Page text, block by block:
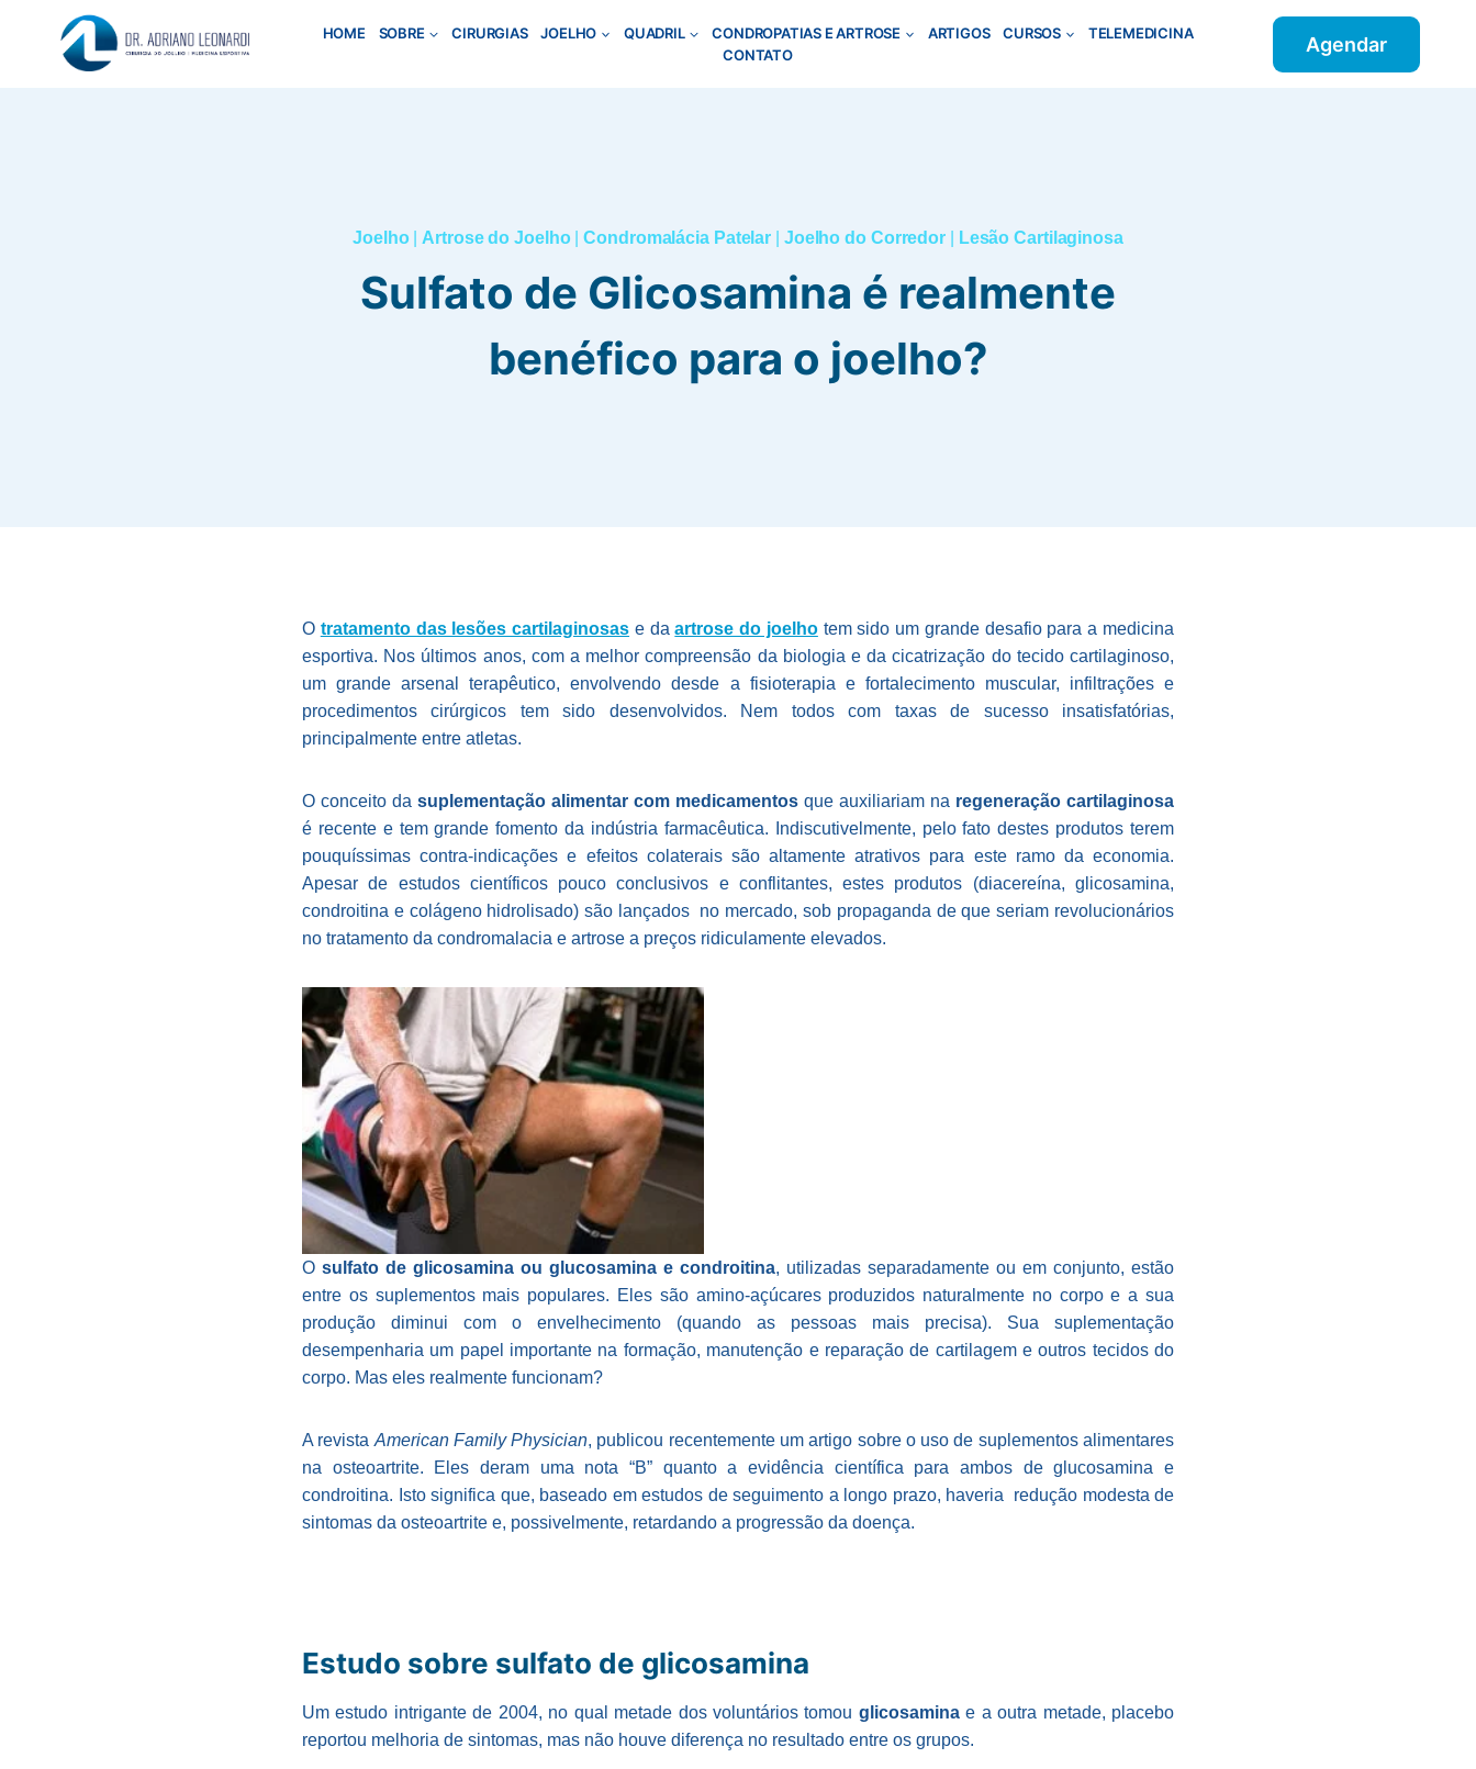
HOME SOBRE CIRURGIAS JOELHO QUADRIL CONDROPATIAS E ARTROSE ARTIGOS CURSOS
TELEMEDICINA
CONTATO
Agendar
Joelho| Artrose do Joelho|Condromalácia Patelar Joelho do Corredor Lesão Cartilaginosa
Sulfato de Glicosamina é realmente
benéfico para o joelho?
O tratamento das lesões cartilaginosas e daartrose do joelho tem sido um grande desafio para a medicina
esportiva. Nos últimos anos, com a melhor compreensão da biologia e da cicatrização do tecido cartilaginoso,
um grande arsenal terapêutico, envolvendo desde a fisioterapia e fortalecimento muscular, infiltrações e
procedimentos cirúrgicos tem sido desenvolvidos. Nem todos com taxas de sucesso insatisfatórias,
principalmente entre atletas.
O conceito da suplementação alimentar com medicamentos que auxiliariam na regeneração cartilaginosa
é recente e tem grande fomento da indústria farmacêutica. Indiscutivelmente, pelo fato destes produtos terem
pouquíssimas contra-indicações e efeitos colaterais são altamente atrativos para este ramo da economia.
Apesar de estudos científicos pouco conclusivos e conflitantes, estes produtos (diacereína, glicosamina,
condroitina e colágeno hidrolisado) são lançados no mercado, sob propaganda de que seriam revolucionários
no tratamento da condromalacia e artrose a preços ridiculamente elevados.
O sulfato de glicosamina ou glucosamina e condroitina, utilizadas separadamente ou em conjunto, estão
entre os suplementos mais populares. Eles são amino-açúcares produzidos naturalmente no corpo e a sua
produção diminui com o envelhecimento (quando as pessoas mais precisa). Sua suplementação
desempenharia um papel importante na formação, manutenção e reparação de cartilagem e outros tecidos do
corpo. Mas eles realmente funcionam?
A revista American Family Physician, publicou recentemente um artigo sobre o uso de suplementos alimentares
na osteoartrite. Eles deram uma nota “B” quanto a evidência científica para ambos de glucosamina e
condroitina. Isto significa que, baseado em estudos de seguimento a longo prazo, haveria redução modesta de
sintomas da osteoartrite e, possivelmente, retardando a progressão da doença.
Estudo sobre sulfato de glicosamina
Um estudo intrigante de 2004, no qual metade dos voluntários tomou glicosaminae a outra metade, placebo
reportou melhoria de sintomas, mas não houve diferença no resultado entre os grupos.